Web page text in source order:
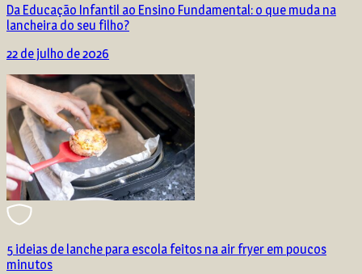
Da Educação Infantil ao Ensino Fundamental: o que muda na
lancheira do seu filho?
22 de julho de 2026
5 ideias de lanche para escola feitos na air fryer em poucos
minutos